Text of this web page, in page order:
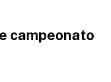
campeonato